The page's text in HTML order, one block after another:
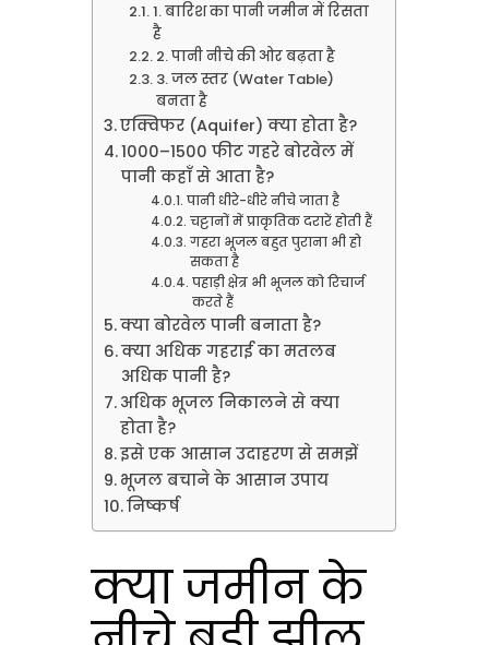
1. बारिश का पानी जमीन में रिसता
है
2. पानी नीचे की ओर बढ़ता है
3. जल स्तर (Water Table)
बनता है
एक्विफर (Aquifer) क्या होता है?
1000–1500 फीट गहरे बोरवेल में
पानी कहाँ से आता है?
पानी धीरे-धीरे नीचे जाता है
चट्टानों में प्राकृतिक दरारें होती हैं
गहरा भूजल बहुत पुराना भी हो
सकता है
पहाड़ी क्षेत्र भी भूजल को रिचार्ज
करते हैं
क्या बोरवेल पानी बनाता है?
क्या अधिक गहराई का मतलब
अधिक पानी है?
अधिक भूजल निकालने से क्या
होता है?
इसे एक आसान उदाहरण से समझें
भूजल बचाने के आसान उपाय
निष्कर्ष
क्या जमीन के